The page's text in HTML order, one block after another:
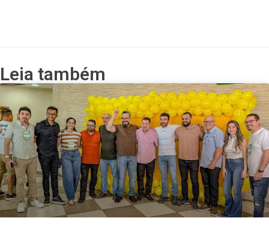
Leia também